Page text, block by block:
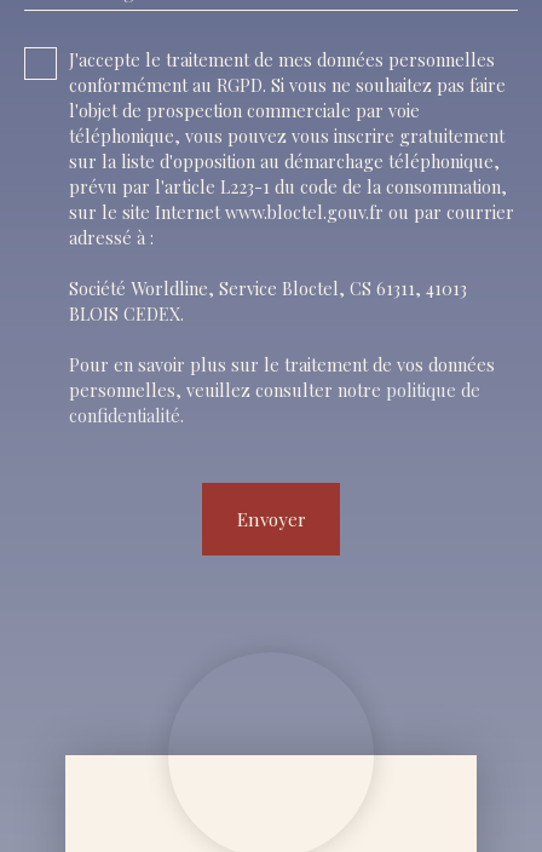
J'accepte le traitement de mes données personnelles
conformément au RGPD. Si vous ne souhaitez pas faire
l'objet de prospection commerciale par voie
téléphonique, vous pouvez vous inscrire gratuitement
sur la liste d'opposition au démarchage téléphonique,
prévu par l'article L223-1 du code de la consommation,
sur le site Internet www.bloctel.gouv.fr ou par courrier
adressé à :
Société Worldline, Service Bloctel, CS 61311, 41013
BLOIS CEDEX.
Pour en savoir plus sur le traitement de vos données
personnelles, veuillez consulter notre politique de
confidentialité.
Envoyer